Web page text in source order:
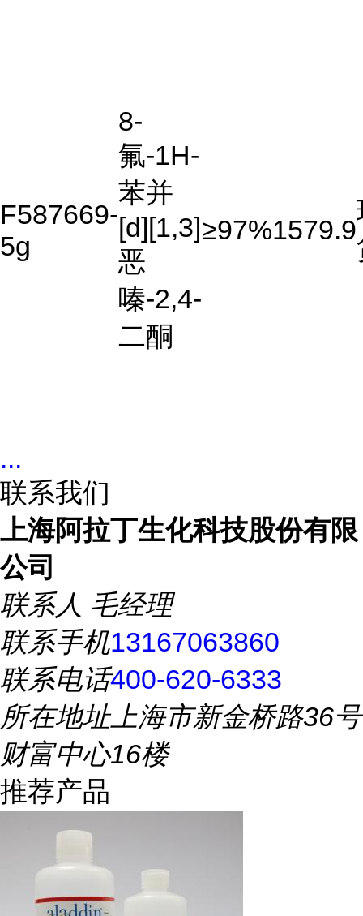
F587669-
5g
8-
氟-1H-
苯并
[d][1,3]
恶
嗪-2,4-
二酮
≥97%1579.9
...
联系我们
上海阿拉丁生化科技股份有限
公司
联系人 毛经理
联系手机13167063860
联系电话400-620-6333
所在地址上海市新金桥路36号
财富中心16楼
推荐产品